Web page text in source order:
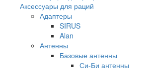
Аксессуары для раций
Адаптеры
SIRUS
Alan
Антенны
Базовые антенны
Си-Би антенны